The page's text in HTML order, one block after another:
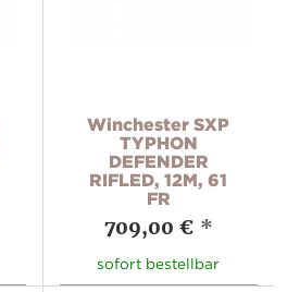
Winchester SXP
TYPHON
DEFENDER
RIFLED, 12M, 61
FR
709,00 € *
sofort bestellbar